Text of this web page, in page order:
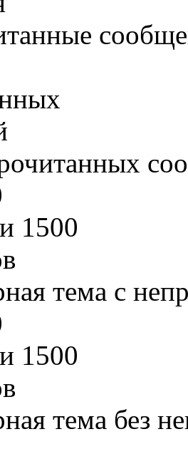
тема с
тема без